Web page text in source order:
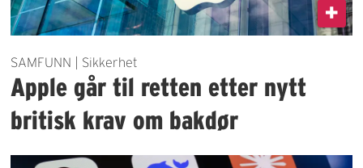
SAMFUNN | Sikkerhet
Apple går til retten etter nytt
britisk krav om bakdør